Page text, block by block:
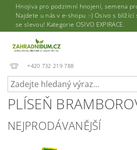
Hnojiva pro podzimní hnojení, semena
Najdete u nás v e-shopu :-) Osivo s
se slevou! Kategorie OSIVO EXPIRACE.
+420 732 219 788
PLÍSEŇ
NEJPRODÁVANĚJŠÍ